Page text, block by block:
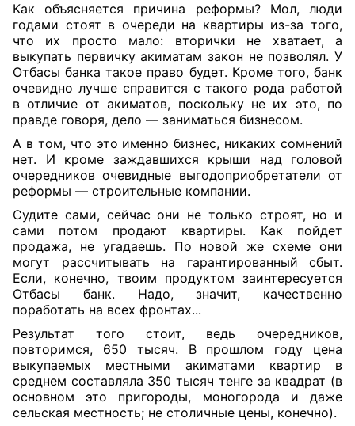
Как объясняется причина реформы? Мол, люди
годами стоят в очереди на квартиры из-за того,
что их просто мало: вторички не хватает, а
выкупать первичку акиматам закон не позволял. У
Отбасы банка такое право будет. Кроме того, банк
очевидно лучше справится с такого рода работой
в отличие от акиматов, поскольку не их это, по
правде говоря, дело — заниматься бизнесом.
А в том, что это именно бизнес, никаких сомнений
нет. И кроме заждавшихся крыши над головой
очередников очевидные выгодоприобретатели от
реформы — строительные компании.
Судите сами, сейчас они не только строят, но и
сами потом продают квартиры. Как пойдет
продажа, не угадаешь. По новой же схеме они
могут рассчитывать на гарантированный сбыт.
Если, конечно, твоим продуктом заинтересуется
Отбасы банк. Надо, значит, качественно
поработать на всех фронтах...
Результат того стоит, ведь очередников,
повторимся, 650 тысяч. В прошлом году цена
выкупаемых местными акиматами квартир в
среднем составляла 350 тысяч тенге за квадрат (в
основном это пригороды, моногорода и даже
сельская местность; не столичные цены, конечно).